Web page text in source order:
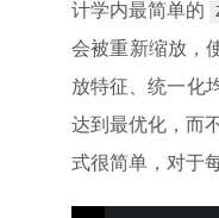
计学内最简单的
会被重新缩放，
放特征、统一化
达到最优化，而
式很简单，对于